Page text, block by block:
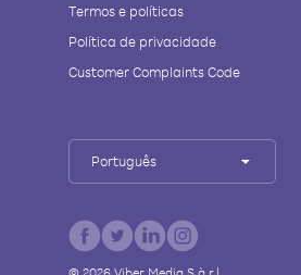
Termos e políticas
Política de privacidade
Customer Complaints Code
Português